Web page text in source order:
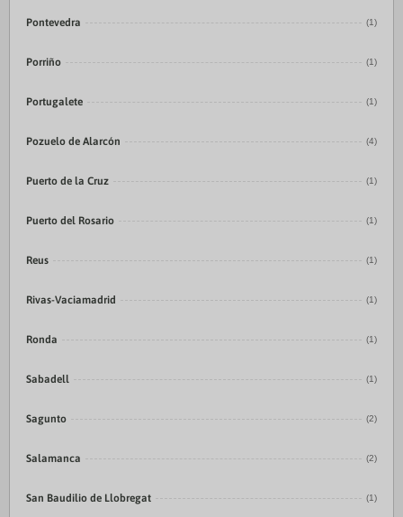
Pontevedra (1)
Porriño (1)
Portugalete (1)
Pozuelo de Alarcón (4)
Puerto de la Cruz (1)
Puerto del Rosario (1)
Reus (1)
Rivas-Vaciamadrid (1)
Ronda (1)
Sabadell (1)
Sagunto (2)
Salamanca (2)
San Baudilio de Llobregat (1)